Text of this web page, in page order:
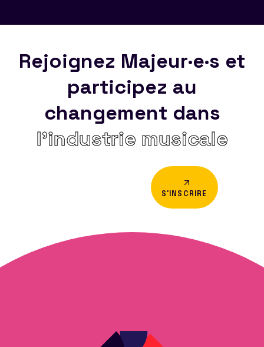
Rejoignez Majeur·e·s et
participez au
changement dans
l’industrie musicale
S'INSCRIRE